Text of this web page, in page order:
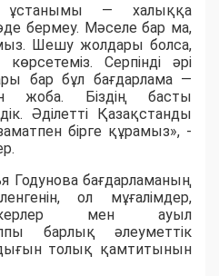
ұстанымы — халыққа
бермеу. Мәселе бар ма,
Шешу жолдары болса,
Серпінді әрі
бар бұл бағдарлама —
жоба. Біздің басты
Әділетті Қазақстанды
бірге құрамыз», -
Годунова бағдарламаның
ол мұғалімдер,
мен ауыл
барлық әлеуметтік
толық қамтитынын